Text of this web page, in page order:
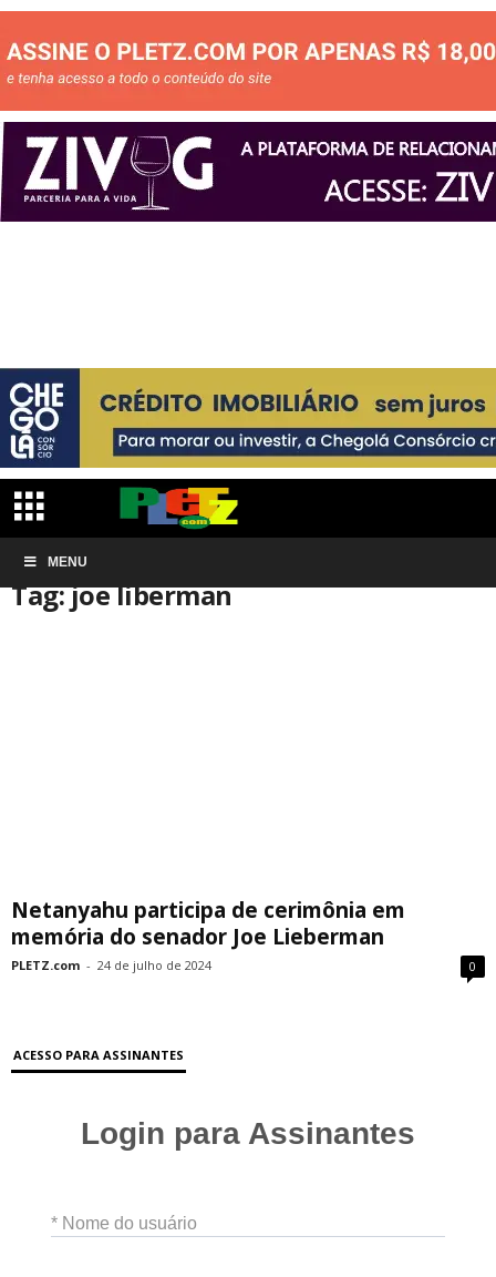
MENU
Início Tags
Tag: joe liberman
Netanyahu participa de cerimônia em
memória do senador Joe Lieberman
PLETZ.com - 24 de julho de 2024 0
ACESSO PARA ASSINANTES
Login para Assinantes
* Nome do usuário